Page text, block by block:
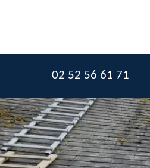
02 52 56 61 71 -